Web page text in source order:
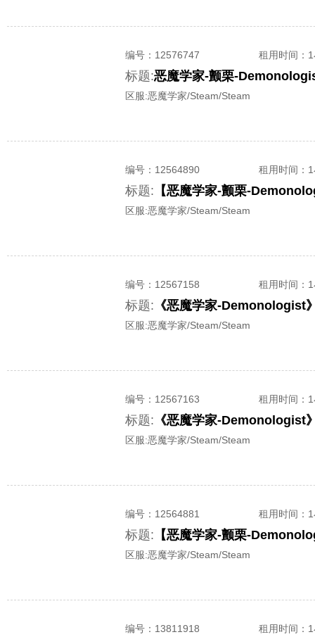
编号： 12576747 租用时间 ：
标题:恶魔学家-颤栗-
区服:恶魔学家/Steam/Steam
编号： 12564890 租用时间 ：
标题:
区服:恶魔学家/Steam/Steam
编号： 12567158 租用时间 ：
标题: 《恶魔学家-Demonologist
区服:恶魔学家/Steam/Steam
编号： 12567163 租用时间 ：
标题: 《恶魔学家-Demonologist
区服:恶魔学家/Steam/Steam
编号： 12564881 租用时间 ：
标题:
区服:恶魔学家/Steam/Steam
编号： 13811918 租用时间 ：